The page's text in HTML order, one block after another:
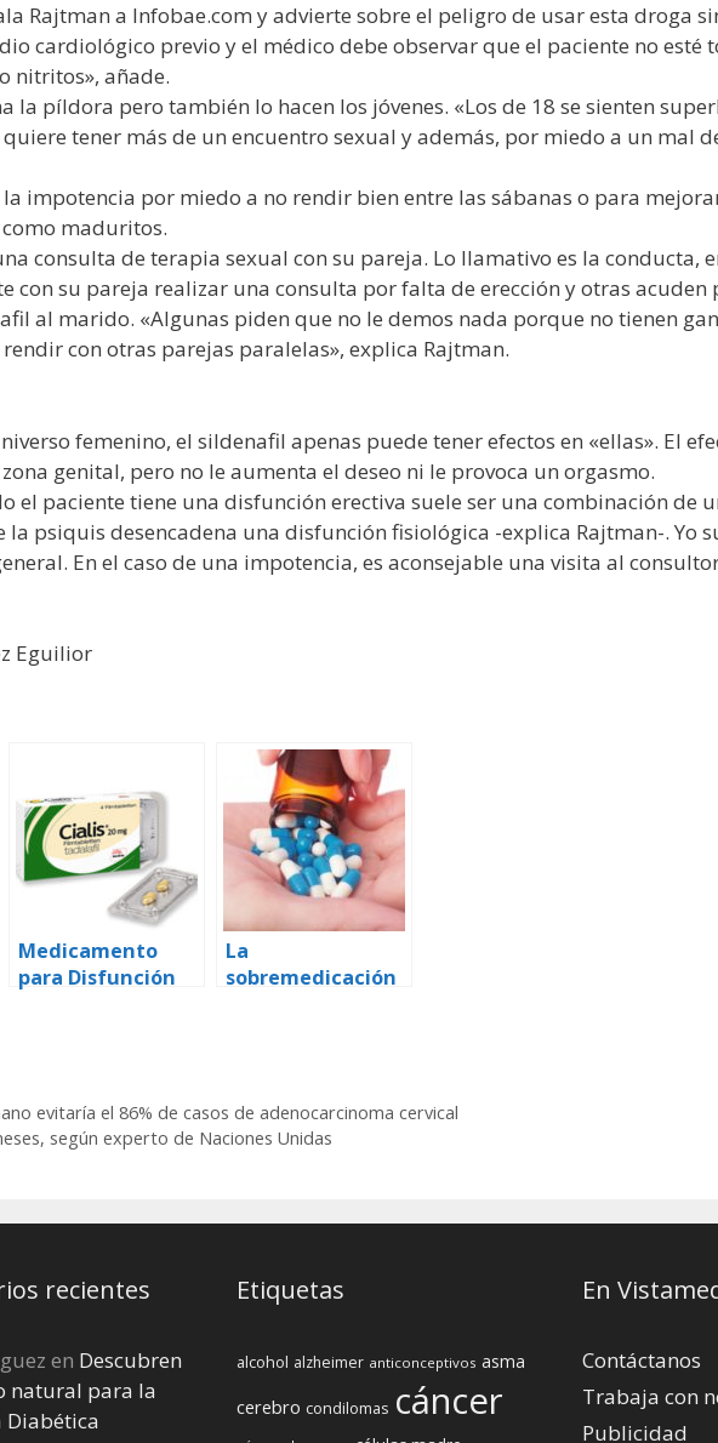
Rajtman a Infobae.com y advierte sobre el peligro de usar esta droga
cardiológico previo y el médico debe observar que el paciente no esté
nitritos», añade.
la píldora pero también lo hacen los jóvenes. «Los de 18 se sienten
tener más de un encuentro sexual y además, por miedo a un mal
impotencia por miedo a no rendir bien entre las sábanas o para
maduritos.
consulta de terapia sexual con su pareja. Lo llamativo es la conducta,
con su pareja realizar una consulta por falta de erección y otras acuden
al marido. «Algunas piden que no le demos nada porque no tienen
con otras parejas paralelas», explica Rajtman.
femenino, el sildenafil apenas puede tener efectos en «ellas». El
genital, pero no le aumenta el deseo ni le provoca un orgasmo.
el paciente tiene una disfunción erectiva suele ser una combinación de
la psiquis desencadena una disfunción fisiológica -explica Rajtman-. Yo
En el caso de una impotencia, es aconsejable una visita al
Eguilior
Medicamento
para Disfunción
La
sobremedicación
evitaría el 86% de casos de adenocarcinoma cervical
según experto de Naciones Unidas
recientes
en Descubren
natural para la
Diabética
Etiquetas
alcohol alzheimer anticonceptivos asma
cerebro condilomas cáncer
En
Contáctanos
Trabaja con
Publicidad